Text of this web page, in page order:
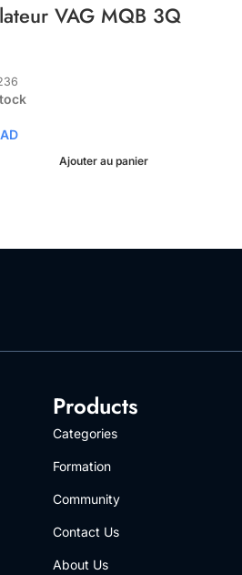
VAG MQB 3Q
Ajouter au panier
Products
Categories
Formation
Community
Contact Us
About Us